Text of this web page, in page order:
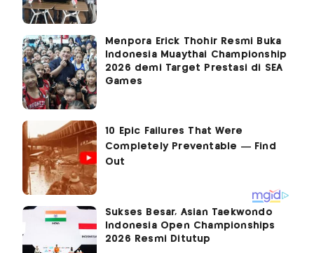
Menpora Erick Thohir Resmi Buka
Indonesia Muaythai Championship
2026 demi Target Prestasi di SEA
Games
Sukses Besar, Asian Taekwondo
Indonesia Open Championships
2026 Resmi Ditutup